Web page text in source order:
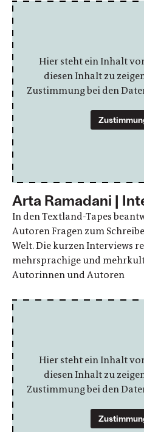
Hier steht ein Inhalt
diesen Inhalt zu
Zustimmung bei den
Arta Ramadani |
In den Textland-Tapes
Autoren Fragen zum
Welt. Die kurzen Interviews
mehrsprachige und
Autorinnen und Autoren
Hier steht ein Inhalt
diesen Inhalt zu
Zustimmung bei den